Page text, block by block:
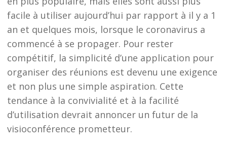
facile à utiliser aujourd’hui par rapport à il y a 1
an et quelques mois, lorsque le coronavirus a
commencé à se propager. Pour rester
compétitif, la simplicité d’une application pour
organiser des réunions est devenu une exigence
et non plus une simple aspiration. Cette
tendance à la convivialité et à la facilité
d’utilisation devrait annoncer un futur de la
visioconférence prometteur.